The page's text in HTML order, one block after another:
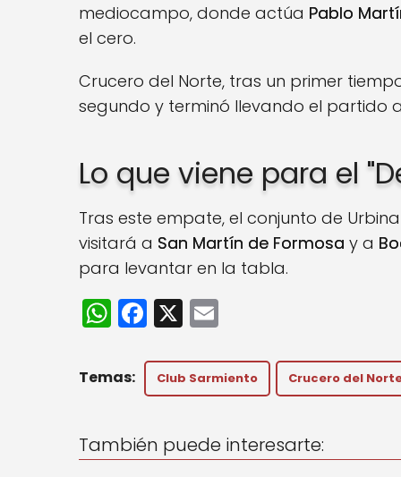
mediocampo, donde actúa Pablo
el cero.
Crucero del Norte, tras un primer
segundo y terminó llevando el partido
Lo que viene para el
Tras este empate, el conjunto de
visitará a San Martín de Formosa y a
para levantar en la tabla.
W
h
a
A
p
F
a
c
e
o
X
ai
l
Club Sarmiento Crucero del
También puede interesarte: